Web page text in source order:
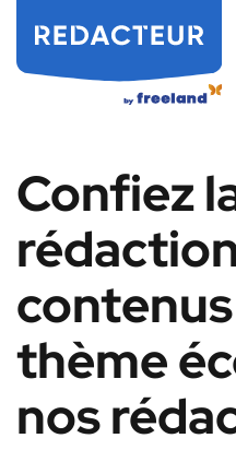
Confiez
thème
nos